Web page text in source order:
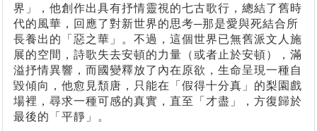
界」，他創作出具有抒情靈視的七古歌行，總結了舊時
代的風華，回應了對新世界的思考─那是愛與死結合所
長養出的「惡之華」。不過，這個世界已無舊派文人施
展的空間，詩歌失去安頓的力量（或者止於安頓），滿
溢抒情異響，而國變釋放了內在原欲，生命呈現一種自
毀傾向，他愈見頹唐，只能在「假得十分真」的梨園戲
場裡，尋求一種可感的真實，直至「才盡」，方復歸於
最後的「平靜」。